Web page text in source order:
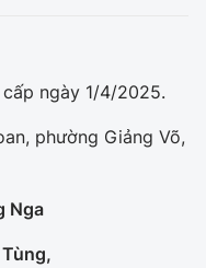
ngày 1/4/2025.
phường Giảng Võ,
Nga